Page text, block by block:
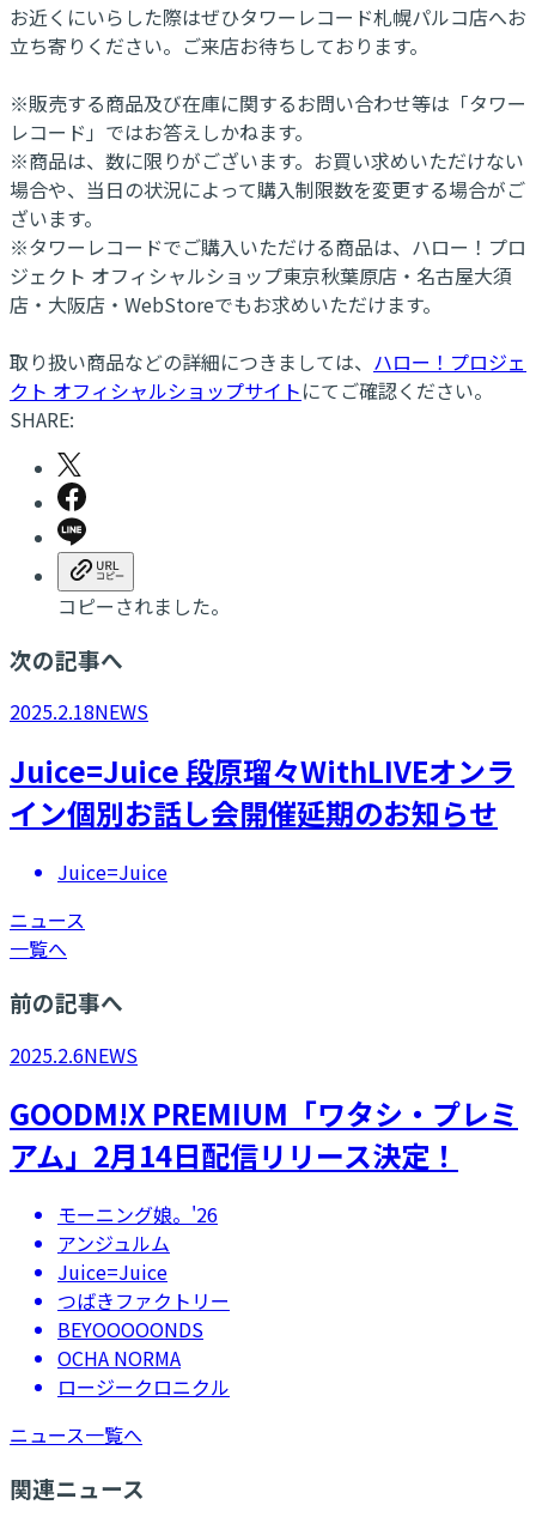
お近くにいらした際はぜひタワーレコード札幌パルコ店へお
立ち寄りください。ご来店お待ちしております。
※販売する商品及び在庫に関するお問い合わせ等は「タワー
レコード」ではお答えしかねます。
※商品は、数に限りがございます。お買い求めいただけない
場合や、当日の状況によって購入制限数を変更する場合がご
ざいます。
※タワーレコードでご購入いただける商品は、ハロー！プロ
ジェクト オフィシャルショップ東京秋葉原店・名古屋大須
店・大阪店・WebStoreでもお求めいただけます。
取り扱い商品などの詳細につきましては、 ハロー！プロジェ
クト オフィシャルショップサイトにてご確認ください。
SHARE:
コピーされました。
次の記事へ
2025.2.18NEWS
Juice=Juice 段原瑠々WithLIVEオンラ
イン個別お話し会開催延期のお知らせ
Juice=Juice
ニュース
一覧へ
前の記事へ
2025.2.6NEWS
GOODM!X PREMIUM「ワタシ・プレミ
アム」2月14日配信リリース決定！
モーニング娘。'26
アンジュルム
Juice=Juice
つばきファクトリー
BEYOOOOONDS
OCHA NORMA
ロージークロニクル
ニュース一覧へ
関連ニュース